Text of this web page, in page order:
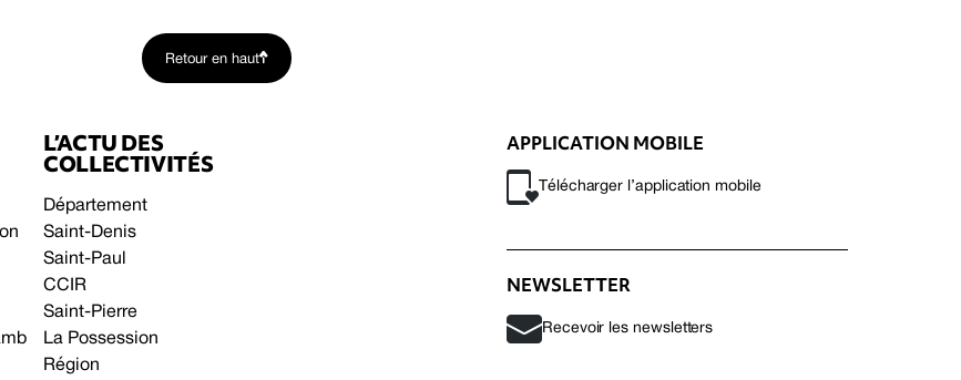
Retour en haut
L’ACTU DES
COLLECTIVITÉS
Département
Saint-Denis
Saint-Paul
CCIR
Saint-Pierre
La Possession
Région
APPLICATION MOBILE
Télécharger l’application mobile
NEWSLETTER
Recevoir les newsletters